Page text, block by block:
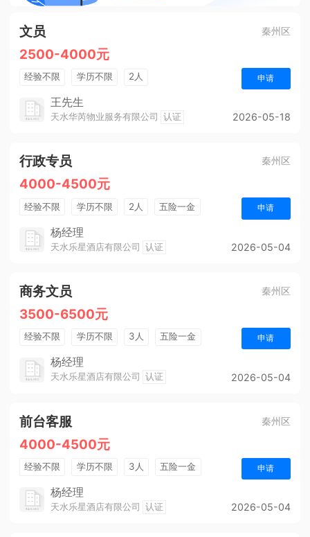
文员 秦州区
2500-4000元
经验不限 学历不限 2人 申请
王先生
天水华芮物业服务有限公司 认证 2026-05-18
行政专员 秦州区
4000-4500元
经验不限 学历不限 2人 五险一金 申请
杨经理
天水乐星酒店有限公司 认证 2026-05-04
商务文员 秦州区
3500-6500元
经验不限 学历不限 3人
五险一金
法定节假日
申请
杨经理
天水乐星酒店有限公司 认证 2026-05-04
前台客服 秦州区
4000-4500元
经验不限 学历不限 3人
五险一金
包吃住
年终奖金
申请
杨经理
天水乐星酒店有限公司 认证 2026-05-04